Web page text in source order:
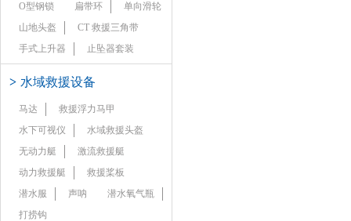
O型钢锁
扁带环
单向滑轮
山地头盔
CT 救援三角带
手式上升器
止坠器套装
> 水域救援设备
马达
救援浮力马甲
水下可视仪
水域救援头盔
无动力艇
激流救援艇
动力救援艇
救援桨板
潜水服
声呐
潜水氧气瓶
打捞钩